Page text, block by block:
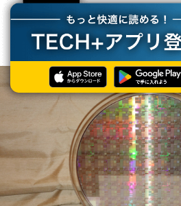
TECH+ テクノロジー
半導体
増加する中国ファブレスIC企業のファウンド